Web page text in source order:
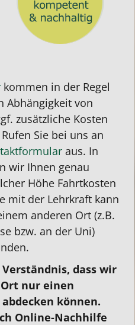
kommen in der Regel
Abhängigkeit von
zusätzliche Kosten
Sie bei uns an
aus. In
wir Ihnen genau
Höhe Fahrtkosten
mit der Lehrkraft kann
anderen Ort (z.B.
bzw. an der Uni)
dass wir
nur einen
können.
Online-Nachhilfe